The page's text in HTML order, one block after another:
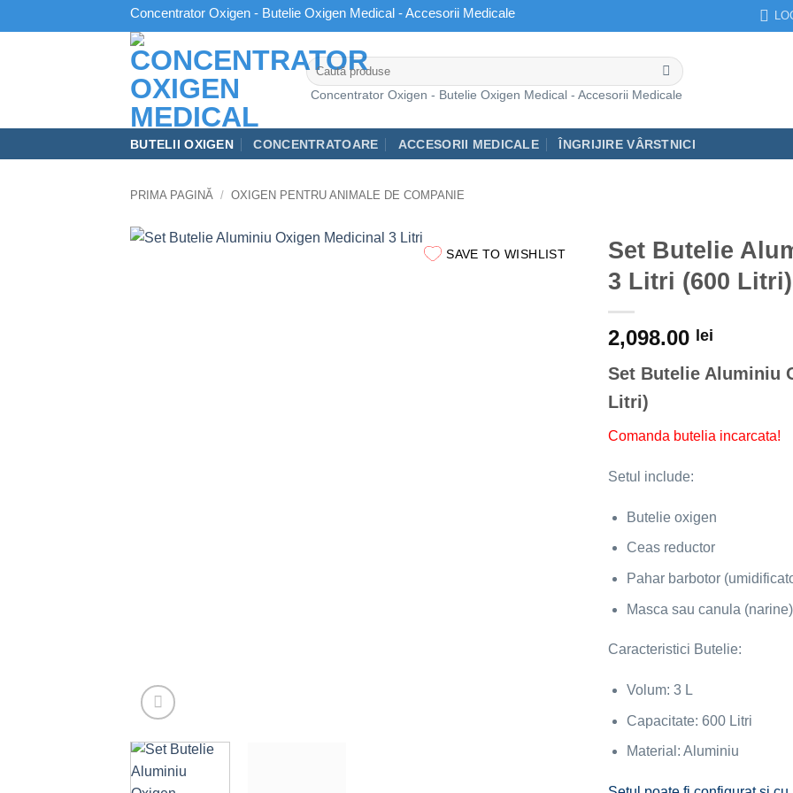
to
Concentrator Oxigen - Butelie Oxigen Medical - Accesorii Medicale
Caută
după:
Concentrator Oxigen - Butelie Oxigen Medical - Accesorii Medicale
BUTELII OXIGEN CONCENTRATOARE ACCESORII MEDICALE ÎNGRIJIRE VÂRSTNICI
PRIMA PAGINĂ / OXIGEN PENTRU ANIMALE DE COMPANIE
SAVE TO WISHLIST
Set Butelie
3 Litri (600 Litri)
2,098.00 lei
Set Butelie Aluminiu
Litri)
Comanda butelia incarcata!
Setul include:
Butelie oxigen
Ceas reductor
Pahar barbotor
Masca sau canula (narine)
Caracteristici Butelie:
Volum: 3 L
Capacitate: 600 Litri
Material: Aluminiu